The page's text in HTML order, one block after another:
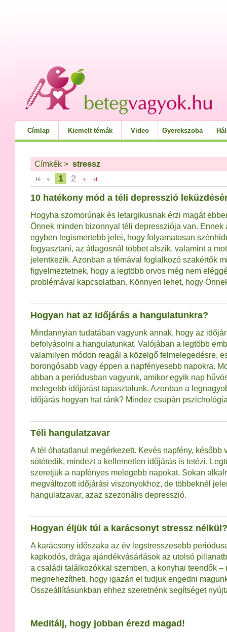
Címlap Kiemelt témák Video Gyerekszoba
Címkék > stressz
1
2
10 hatékony mód a téli depresszió
Hogyha szomorúnak és letargikusnak érzi magát
Önnek minden bizonnyal téli depressziója van. Ennek
egyben legismertebb jelei, hogy folyamatosan
fogyasztani, az átlagosnál többet alszik, valamint a
jelentkezik. Azonban a témával foglalkozó szakértők
figyelmeztetnek, hogy a legtöbb orvos még nem
problémával kapcsolatban. Könnyen lehet, hogy
Hogyan hat az időjárás a hangulatunkra?
Mindannyian tudatában vagyunk annak, hogy az
befolyásolni a hangulatunkat. Valójában a legtöbb
valamilyen módon reagál a közelgő felmelegedésre,
borongósabb vagy éppen a napfényesebb napokra.
abban a periódusban vagyunk, amikor egyik nap
melegebb időjárást tapasztalunk. Azonban a
időjárás hogyan hat ránk? Mindez csupán
Téli hangulatzavar
A tél óhatatlanul megérkezett. Kevés napfény, később
sötétedik, mindezt a kellemetlen időjárás is tetézi.
szeretjük a napfényes melegebb napokat. Sokan
megváltozott időjárási viszonyokhoz, de többeknél
hangulatzavar, azaz szezonális depresszió.
Hogyan éljük túl a karácsonyt stressz nélkül?
A karácsony időszaka az év legstresszesebb
kapkodós, drága ajándékvásárlások az utolsó
a családi találkozókkal szemben, a konyhai teendők –
megnehezítheti, hogy igazán el tudjuk engedni
Összeállításunkban ehhez szeretnénk segítséget
Meditálj, hogy jobban érezd magad!